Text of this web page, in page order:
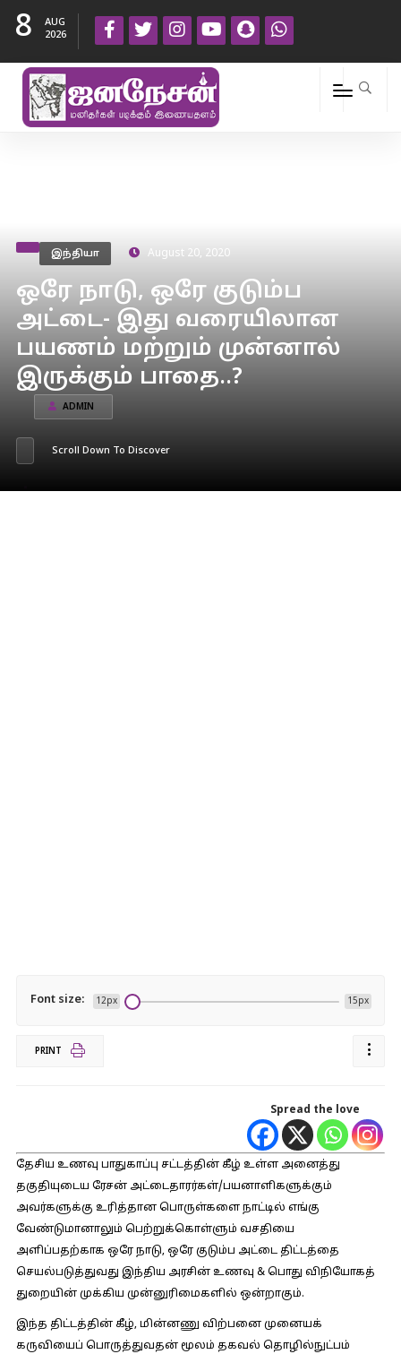
8
AUG
2026
இந்தியா August 20, 2020
ஒரே நாடு, ஒரே குடும்ப
அட்டை- இது வரையிலான
பயணம் மற்றும் முன்னால்
இருக்கும் பாதை..?
ADMIN
Scroll Down To Discover
Font size: 12px 15px
PRINT
Spread the love
தேசிய உணவு பாதுகாப்பு சட்டத்தின் கீழ் உள்ள அனைத்து
தகுதியுடைய ரேசன் அட்டைதாரர்கள்/பயனாளிகளுக்கும்
அவர்களுக்கு உரித்தான பொருள்களை நாட்டில் எங்கு
வேண்டுமானாலும் பெற்றுக்கொள்ளும் வசதியை
அளிப்பதற்காக ஒரே நாடு, ஒரே குடும்ப அட்டை திட்டத்தை
செயல்படுத்துவது இந்திய அரசின் உணவு & பொது விநியோகத்
துறையின் முக்கிய முன்னுரிமைகளில் ஒன்றாகும்.
இந்த திட்டத்தின் கீழ், மின்னணு விற்பனை முனையக்
கருவியைப் பொருத்துவதன் மூலம் தகவல் தொழில்நுட்பம்